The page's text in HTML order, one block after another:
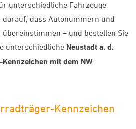
unterschiedliche Fahrzeuge
darauf, dass Autonummern und
übereinstimmen – und bestellen Sie
unterschiedliche Neustadt a. d.
mit dem NW
Kennzeichen